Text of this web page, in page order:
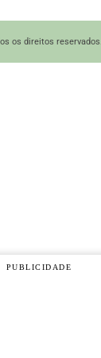
os direitos reservados.
PUBLICIDADE